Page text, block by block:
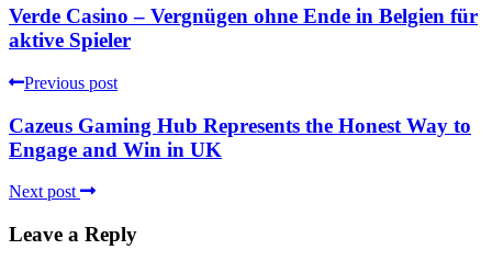
Verde Casino – Vergnügen ohne Ende in Belgien für
aktive Spieler
Previous post
Cazeus Gaming Hub Represents the Honest Way to
Engage and Win in UK
Next post
Leave a Reply